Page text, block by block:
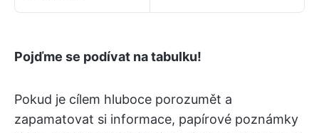
Pojďme se podívat na tabulku!
Pokud je cílem hluboce porozumět a
zapamatovat si informace, papírové poznámky